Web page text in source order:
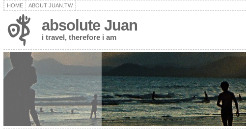
HOME ABOUT JUAN.TW
absolute Juan
i travel, therefore i am